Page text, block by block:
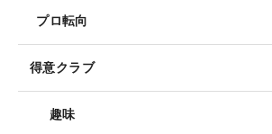
プロ転向
得意クラブ
趣味